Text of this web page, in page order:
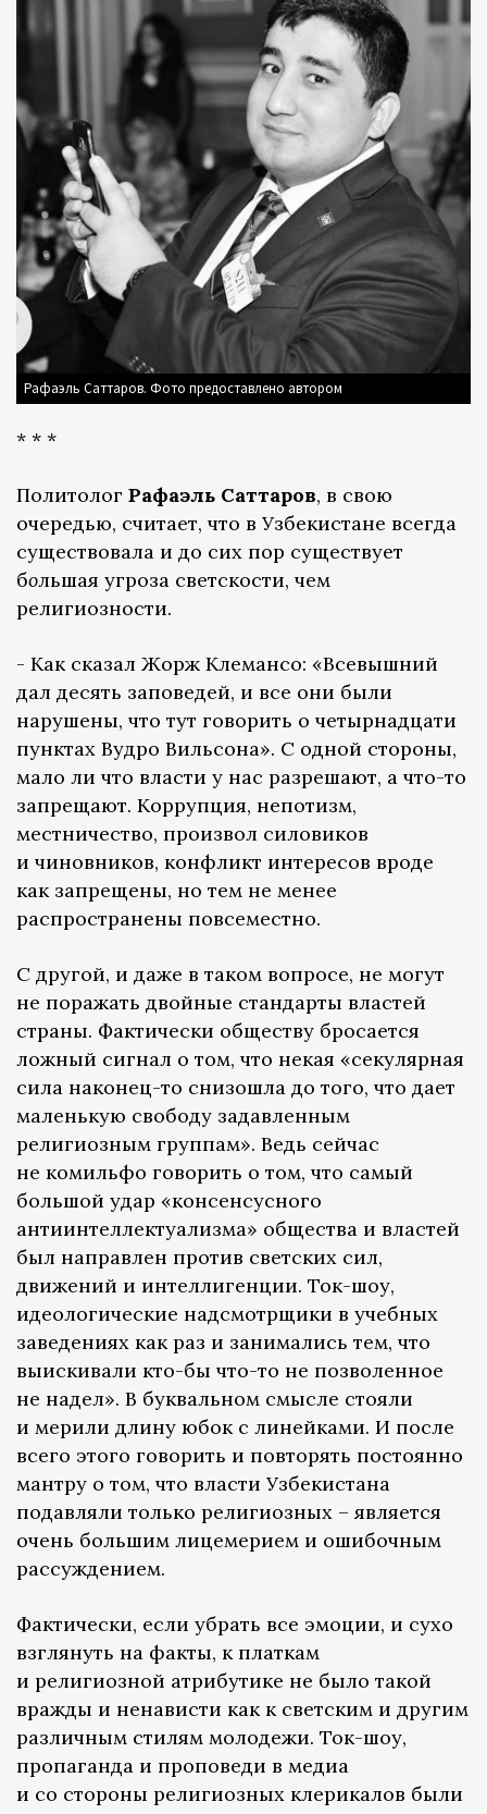
Рафаэль Саттаров. Фото предоставлено автором
* * *
Политолог Рафаэль Саттаров, в свою
очередью, считает, что в Узбекистане всегда
существовала и до сих пор существует
большая угроза светскости, чем
религиозности.
- Как сказал Жорж Клемансо: «Всевышний
дал десять заповедей, и все они были
нарушены, что тут говорить о четырнадцати
пунктах Вудро Вильсона». С одной стороны,
мало ли что власти у нас разрешают, а что-то
запрещают. Коррупция, непотизм,
местничество, произвол силовиков
и чиновников, конфликт интересов вроде
как запрещены, но тем не менее
распространены повсеместно.
С другой, и даже в таком вопросе, не могут
не поражать двойные стандарты властей
страны. Фактически обществу бросается
ложный сигнал о том, что некая «секулярная
сила наконец-то снизошла до того, что дает
маленькую свободу задавленным
религиозным группам». Ведь сейчас
не комильфо говорить о том, что самый
большой удар «консенсусного
антиинтеллектуализма» общества и властей
был направлен против светских сил,
движений и интеллигенции. Ток-шоу,
идеологические надсмотрщики в учебных
заведениях как раз и занимались тем, что
выискивали кто-бы что-то не позволенное
не надел». В буквальном смысле стояли
и мерили длину юбок с линейками. И после
всего этого говорить и повторять постоянно
мантру о том, что власти Узбекистана
подавляли только религиозных – является
очень большим лицемерием и ошибочным
рассуждением.
Фактически, если убрать все эмоции, и сухо
взглянуть на факты, к платкам
и религиозной атрибутике не было такой
вражды и ненависти как к светским и другим
различным стилям молодежи. Ток-шоу,
пропаганда и проповеди в медиа
и со стороны религиозных клерикалов были